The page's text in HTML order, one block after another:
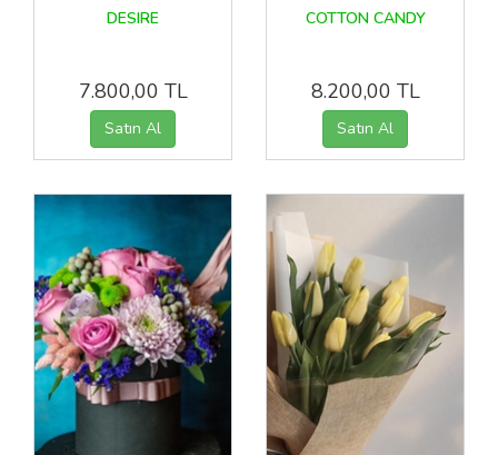
DESIRE
7.800,00 TL
COTTON CANDY
8.200,00 TL